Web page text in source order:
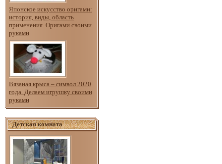
Японское искусство оригами:
история, виды, область
применения. Оригами своими
руками
Вязаная крыса – символ 2020
года. Делаем игрушку своими
руками
Детская комната